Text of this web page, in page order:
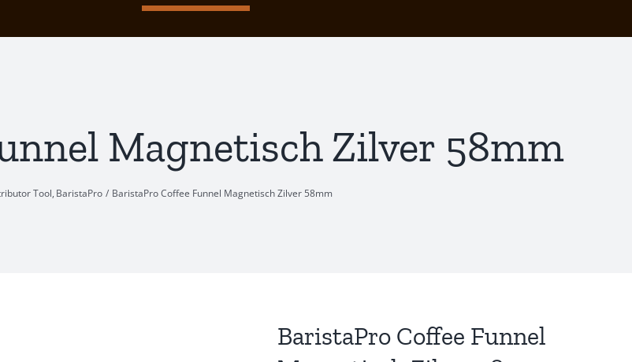
Magnetisch Zilver 58mm
Tool BaristaPro BaristaPro Coffee Funnel Magnetisch Zilver 58mm
BaristaPro Coffee Funnel